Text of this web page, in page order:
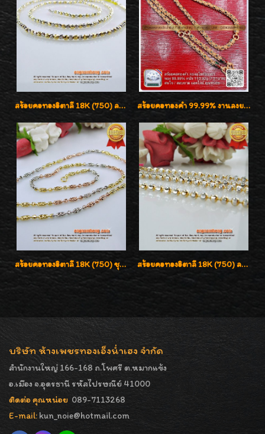
สร้อยคอทองอิตาลี 18K (750) ลายสวยตัดเหลี่ยมคมชัด ใส่สวยน่ารักค่ะ สร้อยคอทองคำ 99.99% งานลงยาสุโขทัยแท้ งานช่างทองโบราณ หรูหรา น่าสะสมค่ะ
สร้อยคอทองอิตาลี 18K (750) ชุบ 3 สี แกะลายสวยรุ่นใหม่ ลายละเอียดเงาวิบวับค่ะ สร้อยคอทองอิตาลี 18K (750) ลายยินตันแกะมูนคัดสวย ลายนี้เงามากๆค่ะ ใส่ทนแข็งแรง
บริษัท ห้างเพชรทองเอ็งน่ำเฮง จำกัด
สำนักงานใหญ่ 166-168 ถ.โพศรี ต.หมากแข้ง
อ.เมือง จ.อุดรธานี รหัสไปรษณีย์ 41000
ติดต่อ คุณหน่อย 089-7113268
E-mail: kun_noie@hotmail.com